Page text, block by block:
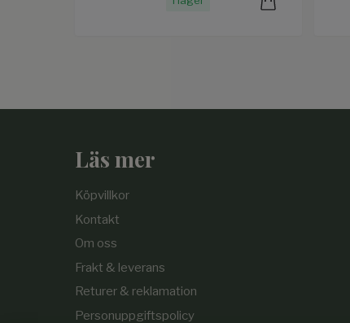
Läs mer
Köpvillkor
Kontakt
Om oss
Frakt & leverans
Returer & reklamation
Personuppgiftspolicy